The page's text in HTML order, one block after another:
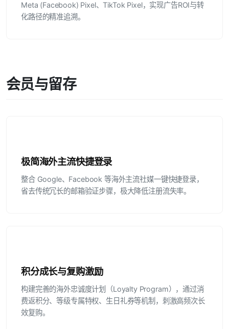
Meta (Facebook) Pixel、TikTok Pixel，实现广告ROI与转
化路径的精准追溯。
会员与留存
极简海外主流快捷登录
整合 Google、Facebook 等海外主流社媒一键快捷登录，
省去传统冗长的邮箱验证步骤，极大降低注册流失率。
积分成长与复购激励
构建完善的海外忠诚度计划（Loyalty Program），通过消
费返积分、等级专属特权、生日礼券等机制，刺激高频次长
效复购。